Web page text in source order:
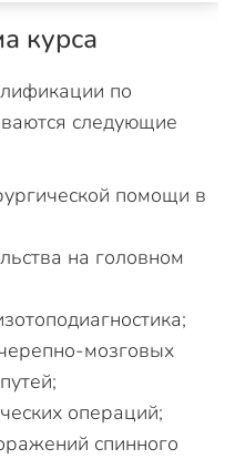
курса
по
следующие
помощи в
на головном
мозговых
операций;
спинного